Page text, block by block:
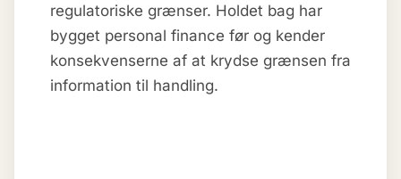
regulatoriske grænser. Holdet bag har
bygget personal finance før og kender
konsekvenserne af at krydse grænsen fra
information til handling.